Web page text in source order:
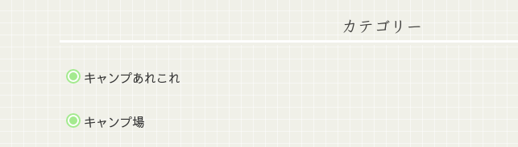
カテゴリー
キャンプあれこれ
キャンプ場